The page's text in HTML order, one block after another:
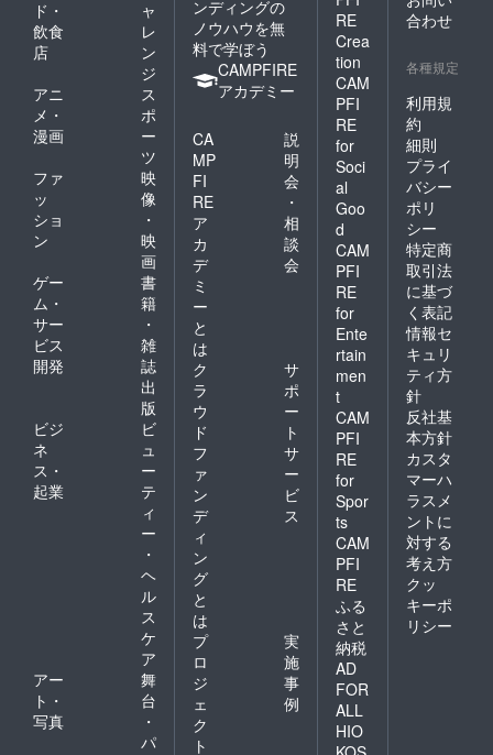
ド・
飲食
店
ャ
レ
ン
ジ
アニ
メ・
漫画
ス
ポ
ー
ツ
ファ
ッ
ショ
ン
映
像
・
映
画
ゲー
ム・
サー
ビス
開発
書
籍
・
雑
誌
出
版
ビジ
ネ
ス・
起業
ビ
ュ
ー
テ
ィ
ー
・
ヘ
ル
ス
ケ
ア
アー
ト・
写真
舞
台
・
パ
ンディングの
ノウハウを無
料で学ぼう
CAMPFIRE
アカデミー
CA
MP
FI
RE
ア
カ
デ
ミ
ー
と
は
説
明
会
・
相
談
会
ク
ラ
ウ
ド
フ
ァ
ン
デ
ィ
ン
グ
と
は
サ
ポ
ー
ト
サ
ー
ビ
ス
プ
ロ
ジ
ェ
ク
ト
実
施
事
例
RE
Crea
tion
CAM
PFI
RE
for
Soci
al
Goo
d
CAM
PFI
RE
for
Ente
rtain
men
t
CAM
PFI
RE
for
Spor
ts
CAM
PFI
RE
ふる
さと
納税
AD
FOR
ALL
HIO
合わせ
各種規定
利用規
約
細則
プライ
バシー
ポリ
シー
特定商
取引法
に基づ
く表記
情報セ
キュリ
ティ方
針
反社基
本方針
カスタ
マーハ
ラスメ
ントに
対する
考え方
クッ
キーポ
リシー